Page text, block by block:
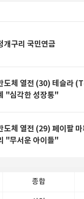
개구리 국민연금
도체 열전 (30) 테슬라 (Tesla)
"심각한 성장통"
도체 열전 (29) 페이팔
"무서운 아이들"
종합